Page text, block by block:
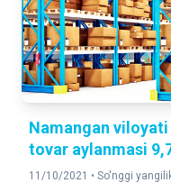
Namangan
tovar aylanmasi
11/10/2021 • So'nggi